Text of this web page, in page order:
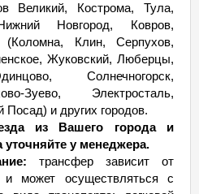
Великий, Кострома, Тула,
Новгород, Ковров,
(Коломна, Клин, Серпухов,
Жуковский, Люберцы,
Солнечногорск,
Зуево, Электросталь,
и других городов.
из Вашего города и
уточняйте у менеджера.
трансфер зависит от
и может осуществляться с